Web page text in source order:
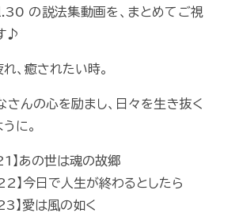
の説法集動画を、まとめてご視
♪
、癒されたい時。
さんの心を励まし、日々を生き抜く
に。
あの世は魂の故郷
今日で人生が終わるとしたら
愛は風の如く